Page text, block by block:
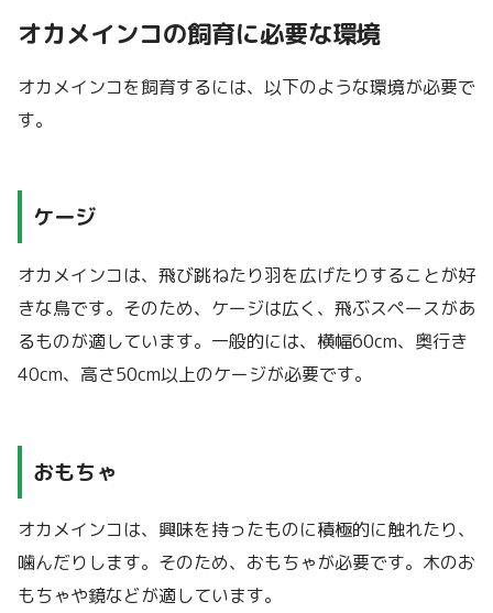
オカメインコの飼育に必要な環境
オカメインコを飼育するには、以下のような環境が必要で
す。
ケージ
オカメインコは、飛び跳ねたり羽を広げたりすることが好
きな鳥です。そのため、ケージは広く、飛ぶスペースがあ
るものが適しています。一般的には、横幅60cm、奥行き
40cm、高さ50cm以上のケージが必要です。
おもちゃ
オカメインコは、興味を持ったものに積極的に触れたり、
噛んだりします。そのため、おもちゃが必要です。木のお
もちゃや鏡などが適しています。